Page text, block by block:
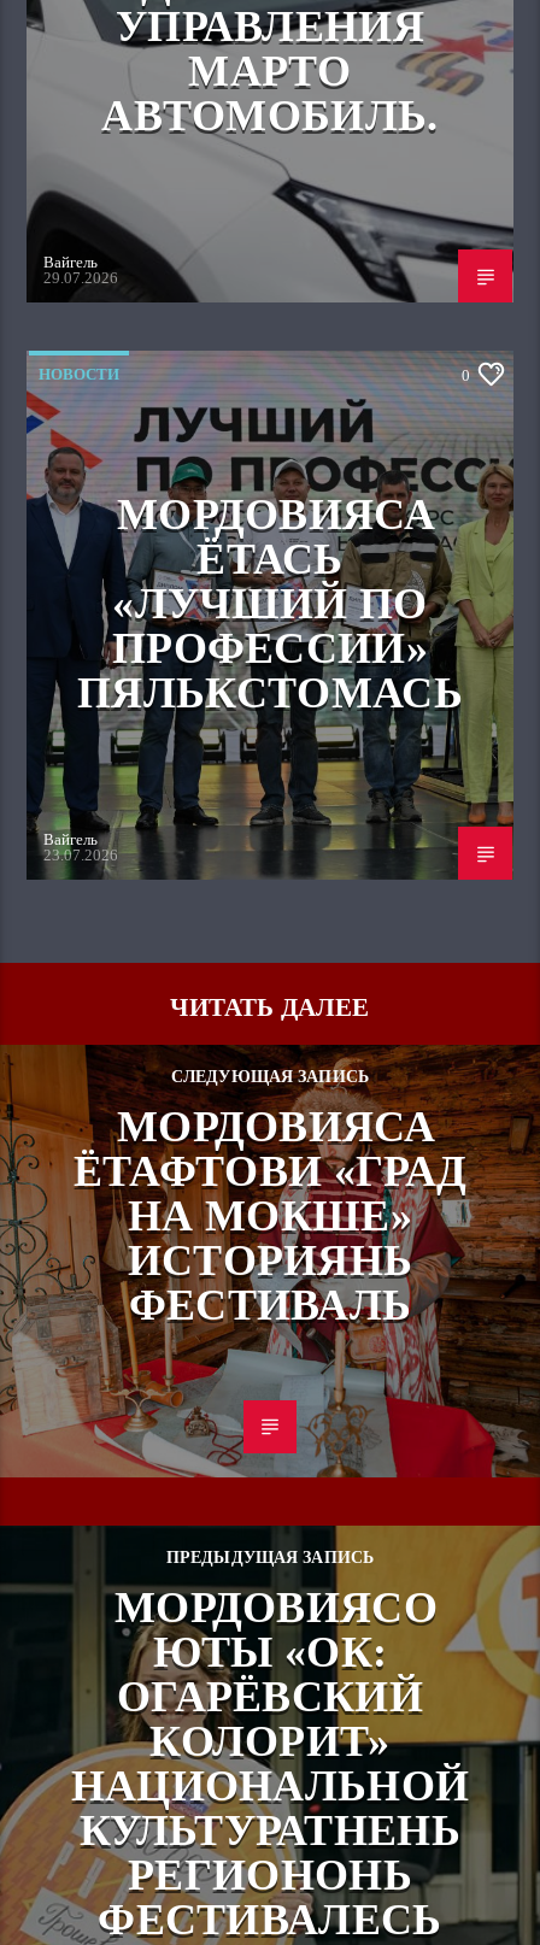
УПРАВЛЕНИЯ
МАРТО
АВТОМОБИЛЬ.
Вайгель
29.07.2026
НОВОСТИ 0
МОРДОВИЯСА
ЁТАСЬ
«ЛУЧШИЙ ПО
ПРОФЕССИИ»
ПЯЛЬКСТОМАСЬ
Вайгель
23.07.2026
ЧИТАТЬ ДАЛЕЕ
СЛЕДУЮЩАЯ ЗАПИСЬ
МОРДОВИЯСА
ЁТАФТОВИ «ГРАД
НА МОКШЕ»
ИСТОРИЯНЬ
ФЕСТИВАЛЬ
ПРЕДЫДУЩАЯ ЗАПИСЬ
МОРДОВИЯСО
ЮТЫ «ОК:
ОГАРЁВСКИЙ
КОЛОРИТ»
НАЦИОНАЛЬНОЙ
КУЛЬТУРАТНЕНЬ
РЕГИОНОНЬ
ФЕСТИВАЛЕСЬ